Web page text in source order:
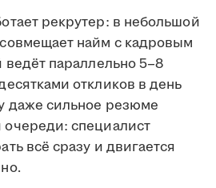
рекрутер: в небольшой
найм с кадровым
ведёт параллельно 5–8
откликов в день
даже сильное резюме
специалист
всё сразу и двигается